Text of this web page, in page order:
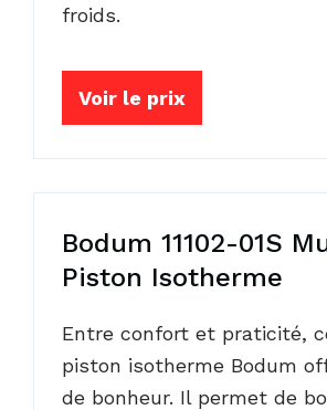
froids.
Voir le prix
Bodum 11102-01S
Piston Isotherme
Entre confort et praticité,
piston isotherme Bodum
de bonheur. Il permet de